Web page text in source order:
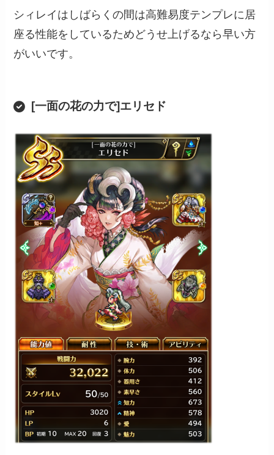
シィレイはしばらくの間は高難易度テンプレに居
座る性能をしているためどうせ上げるなら早い方
がいいです。
[一面の花の力で]エリセド